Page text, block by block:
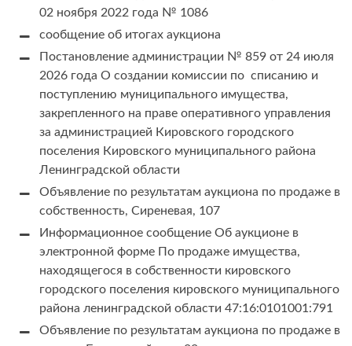
02 ноября 2022 года № 1086
сообщение об итогах аукциона
Постановление администрации № 859 от 24 июля
2026 года О создании комиссии по списанию и
поступлению муниципального имущества,
закрепленного на праве оперативного управления
за администрацией Кировского городского
поселения Кировского муниципального района
Ленинградской области
Объявление по результатам аукциона по продаже в
собственность, Сиреневая, 107
Информационное сообщение Об аукционе в
электронной форме По продаже имущества,
находящегося в собственности кировского
городского поселения кировского муниципального
района ленинградской области 47:16:0101001:791
Объявление по результатам аукциона по продаже в